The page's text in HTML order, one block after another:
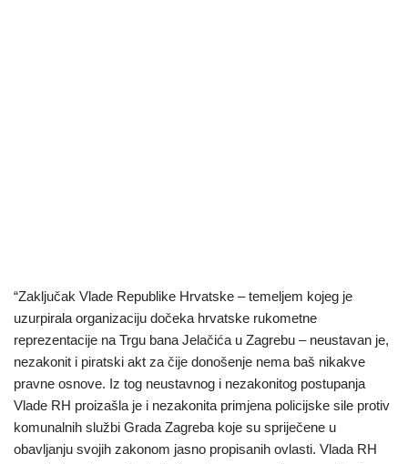
“Zaključak Vlade Republike Hrvatske – temeljem kojeg je
uzurpirala organizaciju dočeka hrvatske rukometne
reprezentacije na Trgu bana Jelačića u Zagrebu – neustavan je,
nezakonit i piratski akt za čije donošenje nema baš nikakve
pravne osnove. Iz tog neustavnog i nezakonitog postupanja
Vlade RH proizašla je i nezakonita primjena policijske sile protiv
komunalnih službi Grada Zagreba koje su spriječene u
obavljanju svojih zakonom jasno propisanih ovlasti. Vlada RH